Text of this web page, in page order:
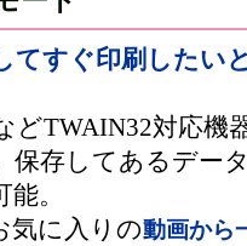
てすぐ印刷したい
どTWAIN32対応機
保存してあるデー
。
気に入りの動画から